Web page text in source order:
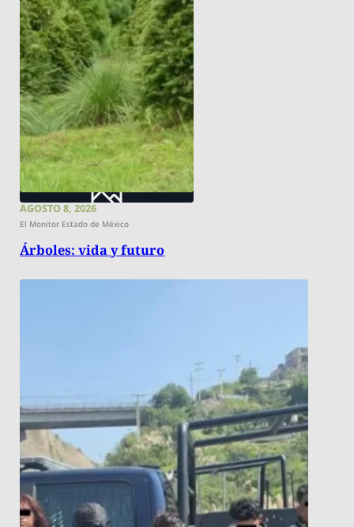
AGOSTO 8, 2026
El Monitor Estado de México
Árboles: vida y futuro